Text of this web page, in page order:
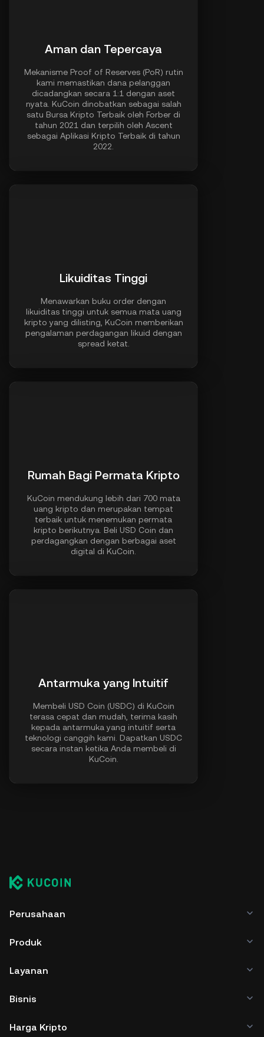
Aman dan Tepercaya
Mekanisme Proof of Reserves (PoR) rutin
kami memastikan dana pelanggan
dicadangkan secara 1:1 dengan aset
nyata. KuCoin dinobatkan sebagai salah
satu Bursa Kripto Terbaik oleh Forber di
tahun 2021 dan terpilih oleh Ascent
sebagai Aplikasi Kripto Terbaik di tahun
2022.
Likuiditas Tinggi
Menawarkan buku order dengan
likuiditas tinggi untuk semua mata uang
kripto yang dilisting, KuCoin memberikan
pengalaman perdagangan likuid dengan
spread ketat.
Rumah Bagi Permata Kripto
KuCoin mendukung lebih dari 700 mata
uang kripto dan merupakan tempat
terbaik untuk menemukan permata
kripto berikutnya. Beli USD Coin dan
perdagangkan dengan berbagai aset
digital di KuCoin.
Antarmuka yang Intuitif
Membeli USD Coin (USDC) di KuCoin
terasa cepat dan mudah, terima kasih
kepada antarmuka yang intuitif serta
teknologi canggih kami. Dapatkan USDC
secara instan ketika Anda membeli di
KuCoin.
Perusahaan
Produk
Layanan
Bisnis
Harga Kripto